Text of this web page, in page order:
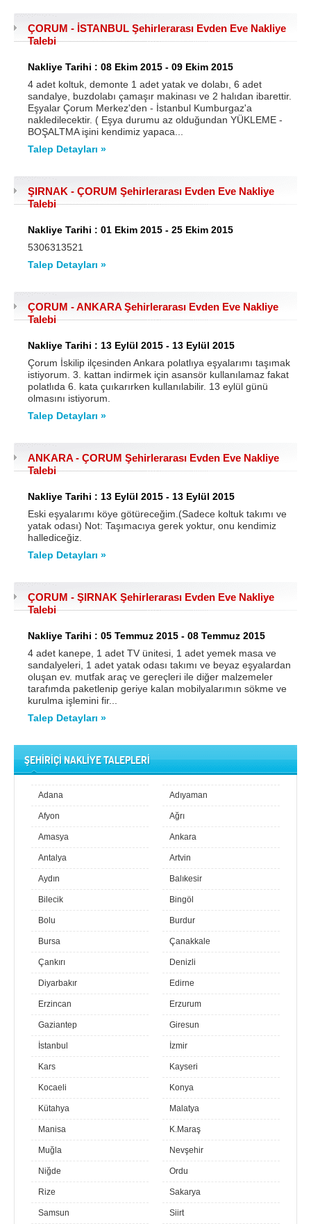
ÇORUM - İSTANBUL Şehirlerarası Evden Eve Nakliye
Talebi
Nakliye Tarihi : 08 Ekim 2015 - 09 Ekim 2015
4 adet koltuk, demonte 1 adet yatak ve dolabı, 6 adet
sandalye, buzdolabı çamaşır makinası ve 2 halıdan ibarettir.
Eşyalar Çorum Merkez'den - İstanbul Kumburgaz'a
nakledilecektir. ( Eşya durumu az olduğundan YÜKLEME -
BOŞALTMA işini kendimiz yapaca...
Talep Detayları »
ŞIRNAK - ÇORUM Şehirlerarası Evden Eve Nakliye
Talebi
Nakliye Tarihi : 01 Ekim 2015 - 25 Ekim 2015
5306313521
Talep Detayları »
ÇORUM - ANKARA Şehirlerarası Evden Eve Nakliye
Talebi
Nakliye Tarihi : 13 Eylül 2015 - 13 Eylül 2015
Çorum İskilip ilçesinden Ankara polatlıya eşyalarımı taşımak
istiyorum. 3. kattan indirmek için asansör kullanılamaz fakat
polatlıda 6. kata çuıkarırken kullanılabilir. 13 eylül günü
olmasını istiyorum.
Talep Detayları »
ANKARA - ÇORUM Şehirlerarası Evden Eve Nakliye
Talebi
Nakliye Tarihi : 13 Eylül 2015 - 13 Eylül 2015
Eski eşyalarımı köye götüreceğim.(Sadece koltuk takımı ve
yatak odası) Not: Taşımacıya gerek yoktur, onu kendimiz
hallediceğiz.
Talep Detayları »
ÇORUM - ŞIRNAK Şehirlerarası Evden Eve Nakliye
Talebi
Nakliye Tarihi : 05 Temmuz 2015 - 08 Temmuz 2015
4 adet kanepe, 1 adet TV ünitesi, 1 adet yemek masa ve
sandalyeleri, 1 adet yatak odası takımı ve beyaz eşyalardan
oluşan ev. mutfak araç ve gereçleri ile diğer malzemeler
tarafımda paketlenip geriye kalan mobilyalarımın sökme ve
kurulma işlemini fir...
Talep Detayları »
ŞEHİRİÇİ NAKLİYE TALEPLERİ
Adana Adıyaman
Afyon Ağrı
Amasya Ankara
Antalya Artvin
Aydın Balıkesir
Bilecik Bingöl
Bolu Burdur
Bursa Çanakkale
Çankırı Denizli
Diyarbakır Edirne
Erzincan Erzurum
Gaziantep Giresun
İstanbul İzmir
Kars Kayseri
Kocaeli Konya
Kütahya Malatya
Manisa K.Maraş
Muğla Nevşehir
Niğde Ordu
Rize Sakarya
Samsun Siirt